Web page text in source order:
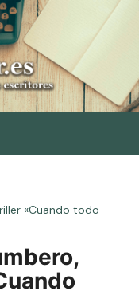
«Cuando todo